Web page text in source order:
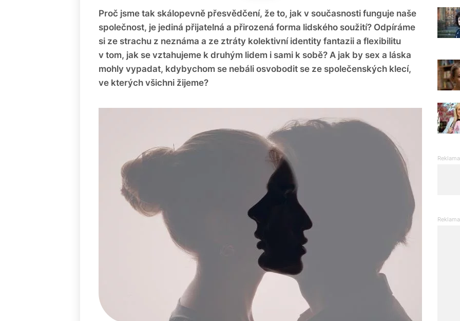
Proč jsme tak skálopevně přesvědčení, že to, jak v současnosti funguje naše
společnost, je jediná přijatelná a přirozená forma lidského soužití? Odpíráme
si ze strachu z neznáma a ze ztráty kolektivní identity fantazii a flexibilitu
v tom, jak se vztahujeme k druhým lidem i sami k sobě? A jak by sex a láska
mohly vypadat, kdybychom se nebáli osvobodit se ze společenských klecí,
ve kterých všichni žijeme?